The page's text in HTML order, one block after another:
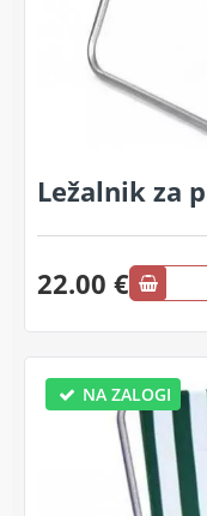
Ležalnik za
22.00 €
NA ZALOGI